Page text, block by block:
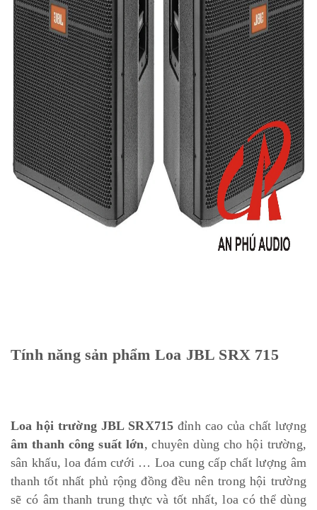
Tính năng sản phẩm Loa JBL SRX 715
Loa hội trường JBL SRX715 đỉnh cao của chất lượng
âm thanh công suất lớn, chuyên dùng cho hội trường,
sân khấu, loa đám cưới … Loa cung cấp chất lượng âm
thanh tốt nhất phủ rộng đồng đều nên trong hội trường
sẽ có âm thanh trung thực và tốt nhất, loa có thể dùng